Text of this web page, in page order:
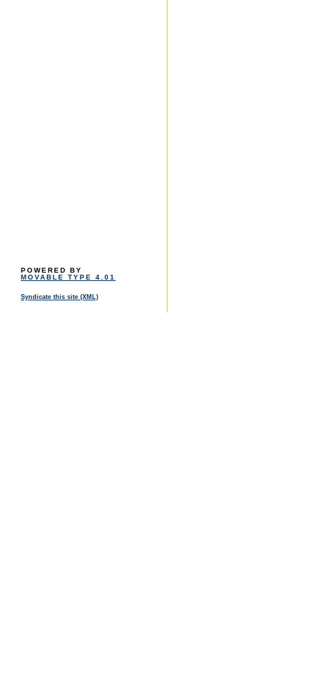
POWERED BY
MOVABLE TYPE 4.01
Syndicate this site (XML)